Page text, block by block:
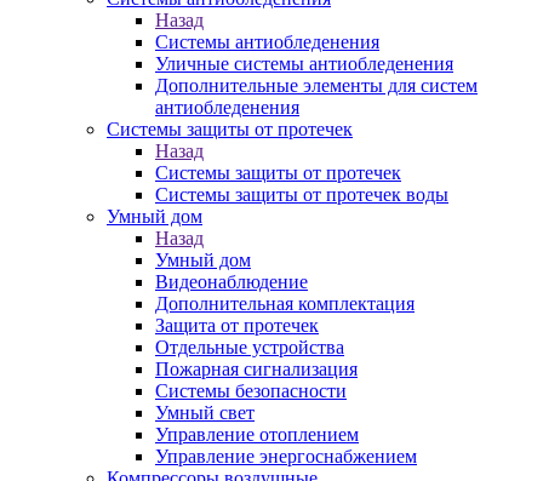
Назад
Системы антиобледенения
Уличные системы антиобледенения
Дополнительные элементы для систем
антиобледенения
Системы защиты от протечек
Назад
Системы защиты от протечек
Системы защиты от протечек воды
Умный дом
Назад
Умный дом
Видеонаблюдение
Дополнительная комплектация
Защита от протечек
Отдельные устройства
Пожарная сигнализация
Системы безопасности
Умный свет
Управление отоплением
Управление энергоснабжением